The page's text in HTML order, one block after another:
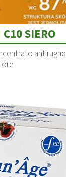
SIERO
antirughe